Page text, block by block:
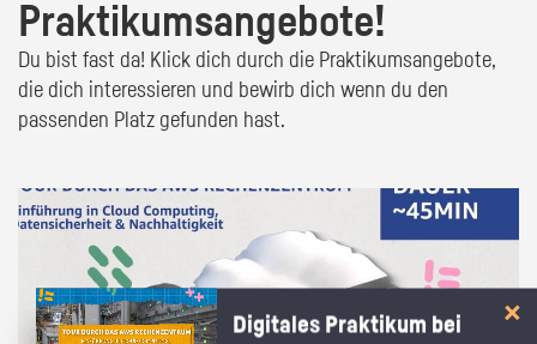
Praktikumsangebote!
Du bist fast da! Klick dich durch die Praktikumsangebote,
die dich interessieren und bewirb dich wenn du den
passenden Platz gefunden hast.
Digitales Praktikum bei